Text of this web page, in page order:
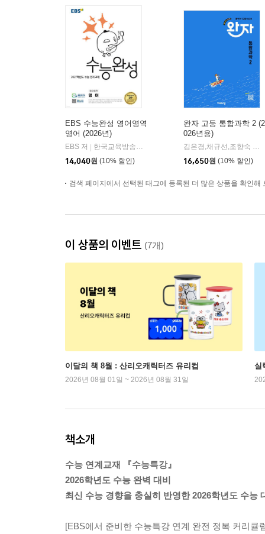
EBS 수능완성 영어영역
영어 (2026년)
EBS 저
한국교육방송공사
14,040원 (10% 할인)
완자 고등 통합과학 2 (2
026년용)
김은경,채규선,조향숙 등저
16,650원 (10% 할인)
검색 페이지에서 선택된 태그에 등록된 더 많은 상품을 확인해
이 상품의 이벤트 (7개)
이달의 책 8월 : 산리오캐릭터즈 유리컵
2026년 08월 01일 ~ 2026년 08월 31일
실
책소개
수능 연계교재 『수능특강』
2026학년도 수능 완벽 대비
최신 수능 경향을 충실히 반영한 2026학년도 수능
[EBS에서 준비한 수능특강 연계 완전 정복 커리큘